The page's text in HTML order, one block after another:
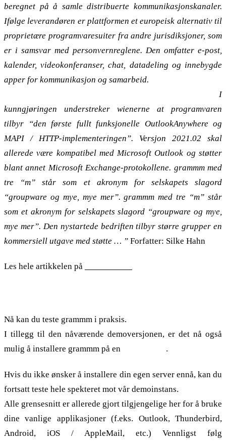
beregnet på å samle distribuerte kommunikasjonskanaler.
Ifølge leverandøren er plattformen et europeisk alternativ til
proprietære programvaresuiter fra andre jurisdiksjoner, som
er i samsvar med personvernreglene. Den omfatter e-post,
kalender, videokonferanser, chat, datadeling og innebygde
apper for kommunikasjon og samarbeid.
I
kunngjøringen understreker wienerne at programvaren
tilbyr “den første fullt funksjonelle OutlookAnywhere og
MAPI / HTTP-implementeringen”. Versjon 2021.02 skal
allerede være kompatibel med Microsoft Outlook og støtter
blant annet Microsoft Exchange-protokollene. grammm med
tre “m” står som et akronym for selskapets slagord
“groupware og mye, mye mer”. grammm med tre “m” står
som et akronym for selskapets slagord “groupware og mye,
mye mer”. Den nystartede bedriften tilbyr større grupper en
kommersiell utgave med støtte … ” Forfatter: Silke Hahn
Les hele artikkelen på
Nå kan du teste grammm i praksis.
I tillegg til den nåværende demoversjonen, er det nå også
mulig å installere grammm på en
.
Hvis du ikke ønsker å installere din egen server ennå, kan du
fortsatt teste hele spekteret mot vår demoinstans.
Alle grensesnitt er allerede gjort tilgjengelige her for å bruke
dine vanlige applikasjoner (f.eks. Outlook, Thunderbird,
Android, iOS / AppleMail, etc.) Vennligst følg